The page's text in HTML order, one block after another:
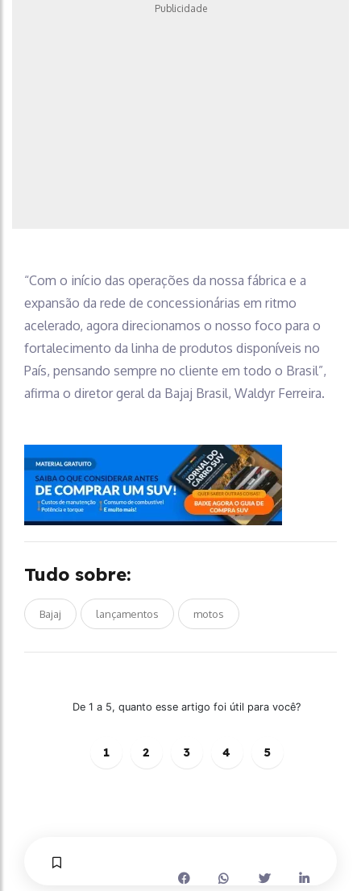
Publicidade
“Com o início das operações da nossa fábrica e a
expansão da rede de concessionárias em ritmo
acelerado, agora direcionamos o nosso foco para o
fortalecimento da linha de produtos disponíveis no
País, pensando sempre no cliente em todo o Brasil”,
afirma o diretor geral da Bajaj Brasil, Waldyr Ferreira.
Tudo sobre:
Bajaj lançamentos motos
De 1 a 5, quanto esse artigo foi útil para você?
1 2 3 4 5